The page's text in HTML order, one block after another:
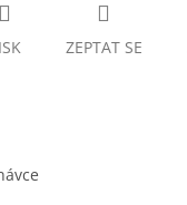
ZEPTAT SE